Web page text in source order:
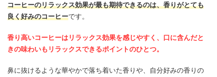
コーヒーのリラックス効果が最も期待できるのは、香りがとても
良く好みのコーヒーです。
香り高いコーヒーはリラックス効果を感じやすく、口に含んだと
きの味わいもリラックスできるポイントのひとつ。
鼻に抜けるような華やかで落ち着いた香りや、自分好みの香りの